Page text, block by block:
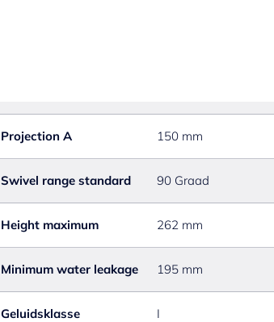
Projection A 150 mm
Swivel range standard 90 Graad
Height maximum 262 mm
Minimum water leakage 195 mm
Geluidsklasse I